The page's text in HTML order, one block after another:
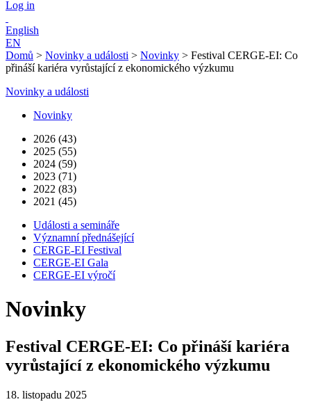
Log in
English
EN
Domů > Novinky a události > Novinky > Festival CERGE-EI: Co
přináší kariéra vyrůstající z ekonomického výzkumu
Novinky a události
Novinky
2026 (43)
2025 (55)
2024 (59)
2023 (71)
2022 (83)
2021 (45)
Události a semináře
Významní přednášející
CERGE-EI Festival
CERGE-EI Gala
CERGE-EI výročí
Novinky
Festival CERGE-EI: Co přináší kariéra
vyrůstající z ekonomického výzkumu
18. listopadu 2025